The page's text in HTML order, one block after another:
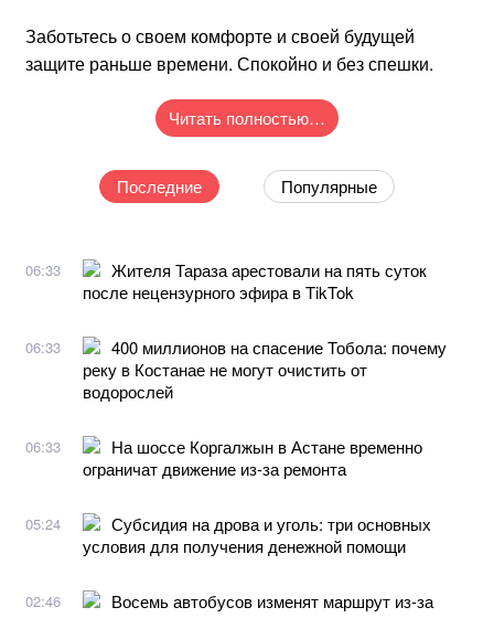
Заботьтесь о своем комфорте и своей будущей
защите раньше времени. Спокойно и без спешки.
Читать полностью…
Последние Популярные
06:33
Жителя Тараза арестовали на пять суток
после нецензурного эфира в TikTok
06:33
400 миллионов на спасение Тобола: почему
реку в Костанае не могут очистить от
водорослей
06:33
На шоссе Коргалжын в Астане временно
ограничат движение из-за ремонта
05:24
Субсидия на дрова и уголь: три основных
условия для получения денежной помощи
02:46
Восемь автобусов изменят маршрут из-за